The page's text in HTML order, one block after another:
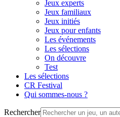
Jeux experts
Jeux familiaux
Jeux initiés
Jeux pour enfants
Les événements
Les sélections
On découvre
Test
Les sélections
CR Festival
Qui sommes-nous ?
Rechercher